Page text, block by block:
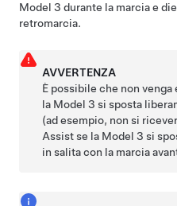
Model 3 durante la marcia e
retromarcia.
AVVERTENZA
È possibile che non venga
la Model 3 si sposta
(ad esempio, non si
Assist se la Model 3 si
in salita con la marcia